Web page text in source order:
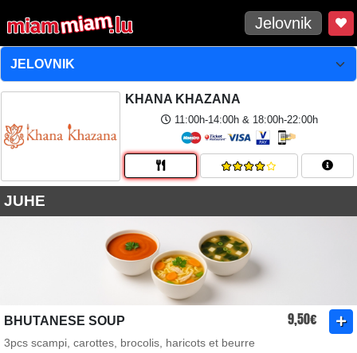
Jelovnik
KHANA KHAZANA
11:00h-14:00h & 18:00h-22:00h
JUHE
BHUTANESE SOUP 9,50€
3pcs scampi, carottes, brocolis, haricots et beurre